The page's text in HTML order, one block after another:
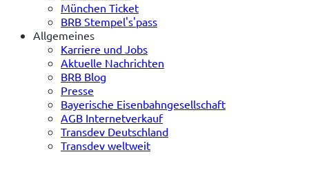
München Ticket
BRB Stempel's'pass
Allgemeines
Karriere und Jobs
Aktuelle Nachrichten
BRB Blog
Presse
Bayerische Eisenbahngesellschaft
AGB Internetverkauf
Transdev Deutschland
Transdev weltweit